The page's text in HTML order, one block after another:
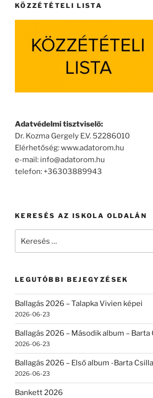
KÖZZÉTÉTELI LISTA
Adatvédelmi tisztviselő:
Dr. Kozma Gergely E.V. 52286010
Elérhetőség: www.adatorom.hu
e-mail: info@adatorom.hu
telefon: +36303889943
KERESÉS AZ ISKOLA OLDALÁN
LEGUTÓBBI BEJEGYZÉSEK
Ballagás 2026 – Talapka Vivien képei
2026-06-23
Ballagás 2026 – Második album – Barta
2026-06-23
Ballagás 2026 – Első album -Barta
2026-06-23
Bankett 2026